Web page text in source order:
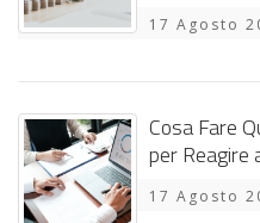
17 Agosto
Cosa Fare
per Reagire
17 Agosto